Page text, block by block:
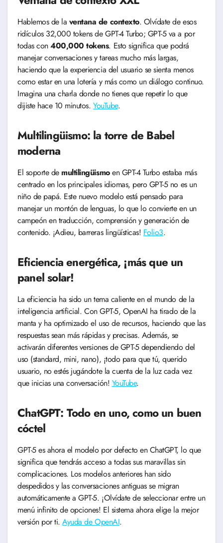
Hablemos de la ventana de contexto. Olvídate de esos
ridículos 32,000 tokens de GPT-4 Turbo; GPT-5 va a por
todas con400,000 tokens. Esto significa que podrá
manejar conversaciones y tareas mucho más largas,
haciendo que la experiencia del usuario se sienta menos
como estar en una lotería y más como un diálogo continuo.
Imagina una charla donde no tienes que repetir lo que
dijiste hace 10 minutos. YouTube.
Multilingüismo: la torre de Babel
moderna
El soporte de multilingüismoen GPT-4 Turbo estaba más
centrado en los principales idiomas, pero GPT-5 no es un
niño de papá. Este nuevo modelo está pensado para
manejar un montón de lenguas, lo que lo convierte en un
campeón en traducción, comprensión y generación de
contenido. ¡Adieu, barreras lingüísticas! Folio3.
Eficiencia energética, ¡más que un
panel solar!
La eficiencia ha sido un tema caliente en el mundo de la
inteligencia artificial. Con GPT-5, OpenAI ha tirado de la
manta y ha optimizado el uso de recursos, haciendo que las
respuestas sean más rápidas y precisas. Además, se
activarán diferentes versiones de GPT-5 dependiendo del
uso (standard, mini, nano), ¡todo para que tú, querido
usuario, no estés jugándote la cuenta de la luz cada vez
que inicias una conversación! YouTube.
ChatGPT: Todo en uno, como un buen
cóctel
GPT-5 es ahora el modelo por defecto en ChatGPT, lo que
significa que tendrás acceso a todas sus maravillas sin
complicaciones. Los modelos anteriores han sido
despedidos y las conversaciones antiguas se migran
automáticamente a GPT-5. ¡Olvídate de seleccionar entre un
menú infinito de opciones! El sistema ahora elige la mejor
versión por ti.Ayuda de OpenAI.